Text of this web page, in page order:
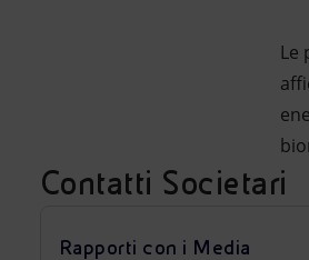
Le
Contatti Societari
Rapporti con i Media